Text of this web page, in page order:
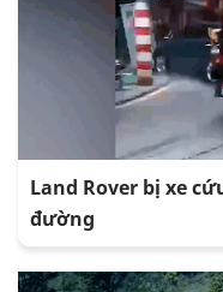
Land Rover bị xe
đường